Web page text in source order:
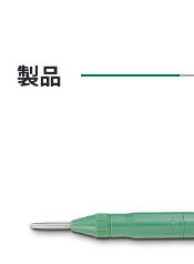
製品